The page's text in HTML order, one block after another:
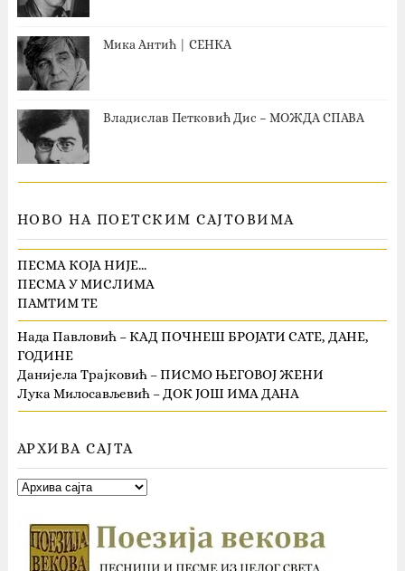
Мика Антић | СЕНКА
Владислав Петковић Дис – МОЖДА СПАВА
НОВО НА ПОЕТСКИМ САЈТОВИМА
ПЕСМА КОЈА НИЈЕ…
ПЕСМА У МИСЛИМА
ПАМТИМ ТЕ
Нада Павловић – КАД ПОЧНЕШ БРОЈАТИ САТЕ, ДАНЕ,
ГОДИНЕ
Данијела Трајковић – ПИСМО ЊЕГОВОЈ ЖЕНИ
Лука Милосављевић – ДОК ЈОШ ИМА ДАНА
АРХИВА САЈТА